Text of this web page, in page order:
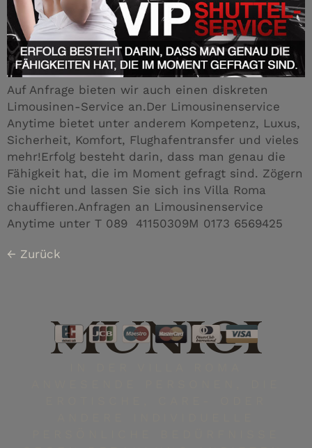
Auf Anfrage bieten wir auch einen diskreten
Limousinen-Service an.Der Limousinenservice
Anytime bietet unter anderem Kompetenz, Luxus,
Sicherheit, Komfort, Flughafentransfer und vieles
mehr!Erfolg besteht darin, dass man genau die
Fähigkeit hat, die im Moment gefragt sind. Zögern
Sie nicht und lassen Sie sich ins Villa Roma
chauffieren.Anfragen an Limousinenservice
Anytime unter T 089 41150309M 0173 6569425
← Zurück
MUNICH